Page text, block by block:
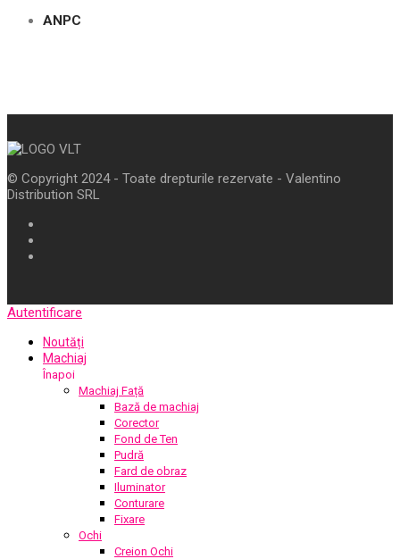
ANPC
© Copyright 2024 - Toate drepturile rezervate - Valentino
Distribution SRL
Autentificare
Noutăți
Machiaj
Înapoi
Machiaj Față
Bază de machiaj
Corector
Fond de Ten
Pudră
Fard de obraz
Iluminator
Conturare
Fixare
Ochi
Creion Ochi